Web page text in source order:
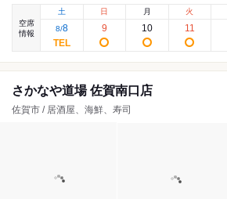
空席
情報
土
8/8
日
9
月
10
火
11
さかなや道場 佐賀南口店
佐賀市 / 居酒屋、海鮮、寿司